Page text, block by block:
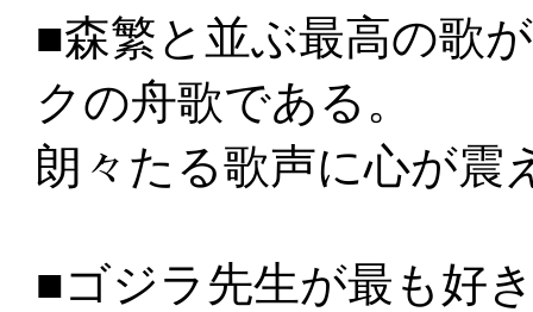
■森繁と並ぶ最高の歌
クの舟歌である。
朗々たる歌声に心が震
■ゴジラ先生が最も好